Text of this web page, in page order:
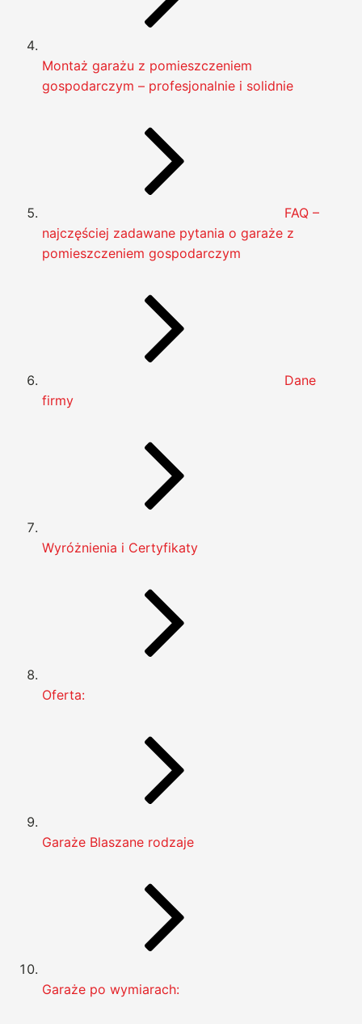
Montaż garażu z pomieszczeniem
gospodarczym – profesjonalnie i solidnie
FAQ –
najczęściej zadawane pytania o garaże z
pomieszczeniem gospodarczym
Dane
firmy
Wyróżnienia i Certyfikaty
Oferta:
Garaże Blaszane rodzaje
Garaże po wymiarach: